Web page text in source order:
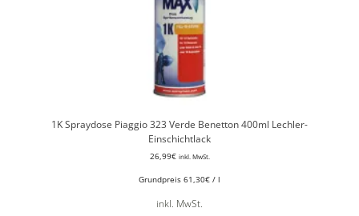
1K Spraydose Piaggio 323 Verde Benetton 400ml Lechler-
Einschichtlack
26,99€ inkl. MwSt.
Grundpreis 61,30€ / l
inkl. MwSt.